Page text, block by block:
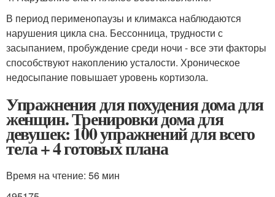
В период перименопаузы и климакса наблюдаются
нарушения цикла сна. Бессонница, трудности с
засыпанием, пробуждение среди ночи - все эти факторы
способствуют накоплению усталости. Хроническое
недосыпание повышает уровень кортизола.
Упражнения для похудения дома для
женщин. Тренировки дома для
девушек: 100 упражнений для всего
тела + 4 готовых плана
Время на чтение: 56 мин